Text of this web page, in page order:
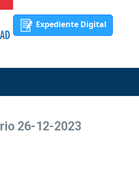
Expediente Digital
26-12-2023